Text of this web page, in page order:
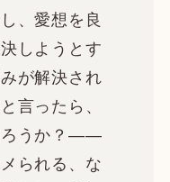
、愛想を良
しようとす
が解決され
言ったら、
ろうか？――
られる、な